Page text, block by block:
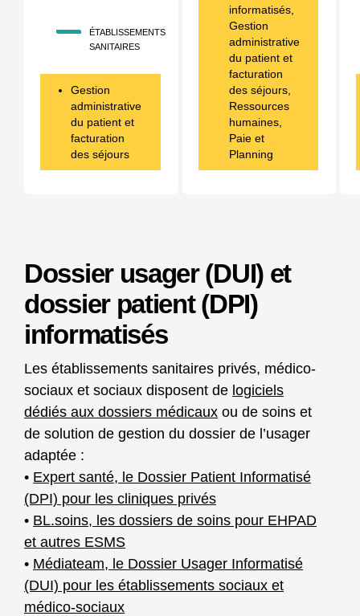
ÉTABLISSEMENTS
SANITAIRES
Gestion
administrative
du patient et
facturation
des séjours
informatisés,
Gestion
administrative
du patient et
facturation
des séjours,
Ressources
humaines,
Paie et
Planning
Dossier usager (DUI) et
dossier patient (DPI)
informatisés
Les établissements sanitaires privés, médico-
sociaux et sociaux disposent de logiciels
dédiés aux dossiers médicaux ou de soins et
de solution de gestion du dossier de l’usager
adaptée :
• Expert santé, le Dossier Patient Informatisé
(DPI) pour les cliniques privés
• BL.soins, les dossiers de soins pour EHPAD
et autres ESMS
• Médiateam, le Dossier Usager Informatisé
(DUI) pour les établissements sociaux et
médico-sociaux